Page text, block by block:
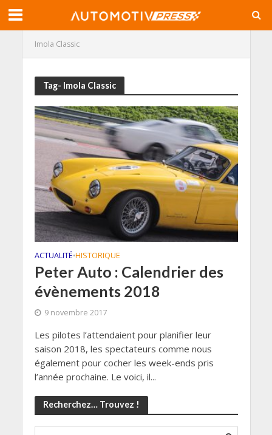
Imola Classic
Tag- Imola Classic
ACTUALITÉ•HISTORIQUE
Peter Auto : Calendrier des
évènements 2018
9 novembre 2017
Les pilotes l’attendaient pour planifier leur
saison 2018, les spectateurs comme nous
également pour cocher les week-ends pris
l’année prochaine. Le voici, il...
Recherchez… Trouvez !